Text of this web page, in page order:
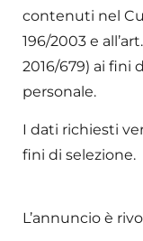
contenuti nel
196/2003 e
2016/679) ai fini
personale.
I dati richiesti
fini di selezione.
L’annuncio è